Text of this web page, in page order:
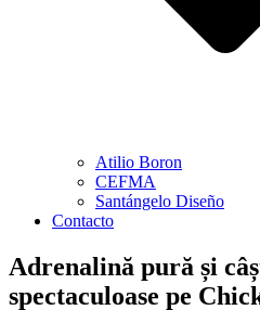
Atilio Boron
CEFMA
Santángelo Diseño
Contacto
Adrenalină pură și
spectaculoase pe